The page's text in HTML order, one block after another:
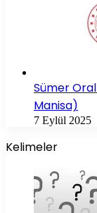
Sümer
Manisa)
7 Eylül 2025
Kelimeler